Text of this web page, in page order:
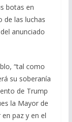
botas en
de las luchas
anunciado
“tal como
su soberanía
de Trump
la Mayor de
paz y en el